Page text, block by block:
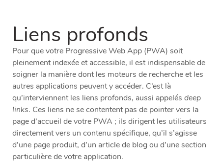
Liens profonds
Pour que votre Progressive Web App (PWA) soit
pleinement indexée et accessible, il est indispensable de
soigner la manière dont les moteurs de recherche et les
autres applications peuvent y accéder. C’est là
qu’interviennent les liens profonds, aussi appelés deep
links. Ces liens ne se contentent pas de pointer vers la
page d’accueil de votre PWA ; ils dirigent les utilisateurs
directement vers un contenu spécifique, qu’il s’agisse
d’une page produit, d’un article de blog ou d’une section
particulière de votre application.